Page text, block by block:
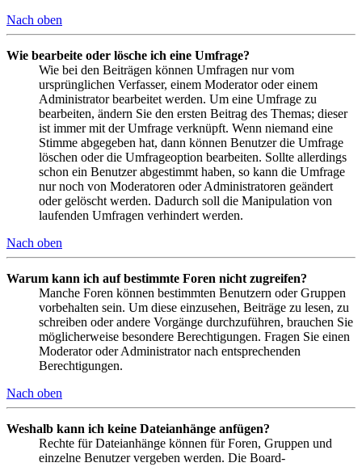
Nach oben
Wie bearbeite oder lösche ich eine Umfrage?
Wie bei den Beiträgen können Umfragen nur vom
ursprünglichen Verfasser, einem Moderator oder einem
Administrator bearbeitet werden. Um eine Umfrage zu
bearbeiten, ändern Sie den ersten Beitrag des Themas; dieser
ist immer mit der Umfrage verknüpft. Wenn niemand eine
Stimme abgegeben hat, dann können Benutzer die Umfrage
löschen oder die Umfrageoption bearbeiten. Sollte allerdings
schon ein Benutzer abgestimmt haben, so kann die Umfrage
nur noch von Moderatoren oder Administratoren geändert
oder gelöscht werden. Dadurch soll die Manipulation von
laufenden Umfragen verhindert werden.
Nach oben
Warum kann ich auf bestimmte Foren nicht zugreifen?
Manche Foren können bestimmten Benutzern oder Gruppen
vorbehalten sein. Um diese einzusehen, Beiträge zu lesen, zu
schreiben oder andere Vorgänge durchzuführen, brauchen Sie
möglicherweise besondere Berechtigungen. Fragen Sie einen
Moderator oder Administrator nach entsprechenden
Berechtigungen.
Nach oben
Weshalb kann ich keine Dateianhänge anfügen?
Rechte für Dateianhänge können für Foren, Gruppen und
einzelne Benutzer vergeben werden. Die Board-